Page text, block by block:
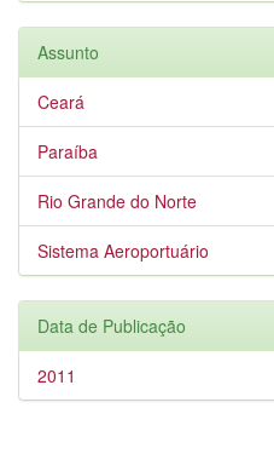
Assunto
Ceará
Paraíba
Rio Grande do Norte
Sistema Aeroportuário
Data de Publicação
2011